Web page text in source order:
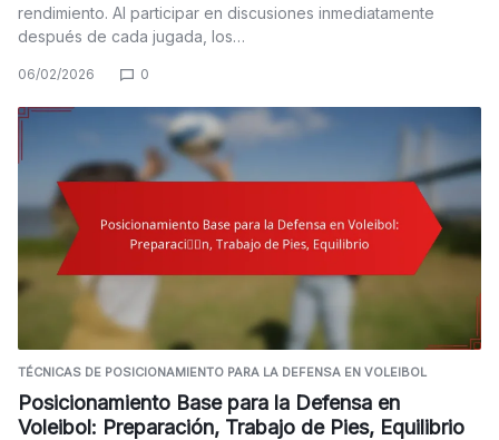
rendimiento. Al participar en discusiones inmediatamente
después de cada jugada, los…
06/02/2026 0
TÉCNICAS DE POSICIONAMIENTO PARA LA DEFENSA EN VOLEIBOL
Posicionamiento Base para la Defensa en
Voleibol: Preparación, Trabajo de Pies, Equilibrio